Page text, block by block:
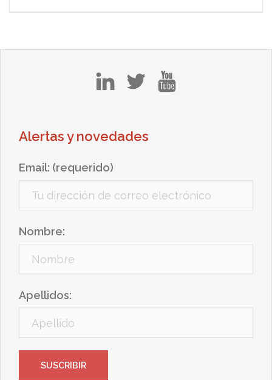
Alertas y novedades
Email: (requerido)
Nombre:
Apellidos: